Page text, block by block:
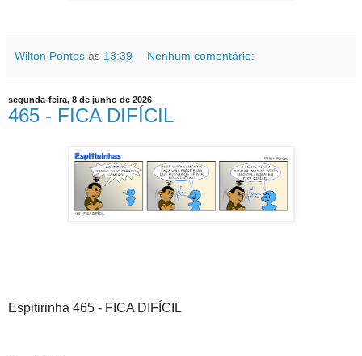
Wilton Pontes às 13:39 Nenhum comentário:
segunda-feira, 8 de junho de 2026
465 - FICA DIFÍCIL
Espitirinha 465 - FICA DIFÍCIL